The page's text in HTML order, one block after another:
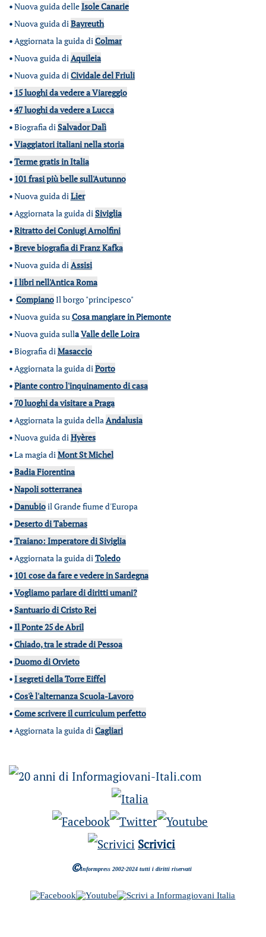
•Nuova guida delleIsole Canarie
•Nuova guida diBayreuth
•Aggiornata la guida diColmar
•Nuova guida diAquileia
•Nuova guida diCividale del Friuli
• 15 luoghi da vedere a Viareggio
•47 luoghi da vedere a Lucca
•Biografia diSalvador Dalì
•Viaggiatori italiani nella storia
•Terme gratis in Italia
• 101 frasi più belle sull'Autunno
•Nuova guida diLier
•Aggiornata la guida diSiviglia
•Ritratto dei Coniugi Arnolfini
•Breve biografia di Franz Kafka
•Nuova guida diAssisi
•I libri nell'Antica Roma
• CompianoIl borgo "principesco"
•Nuova guida suCosa mangiare in Piemonte
•Nuova guida sullaValle delle Loira
•Biografia diMasaccio
•Aggiornata la guida diPorto
•Piante contro l'inquinamento di casa
• 70 luoghi da visitare a Praga
•Aggiornata la guida dellaAndalusia
•Nuova guida diHyères
•La magia diMont St Michel
•Badia Fiorentina
•Napoli sotterranea
•Danubioil Grande fiume d'Europa
•Deserto di Tabernas
•Traiano: Imperatore di Siviglia
•Aggiornata la guida diToledo
• 101 cose da fare e vedere in Sardegna
•Vogliamo parlare di diritti umani?
•Santuario di Cristo Rei
•Il Ponte 25 de Abril
•Chiado, tra le strade di Pessoa
•Duomo di Orvieto
•I segreti della Torre Eiffel
•Cos'è l'alternanza Scuola-Lavoro
•Come scrivere il curriculum perfetto
•Aggiornata la guida diCagliari
Scrivici
©Informpress 2002-2024 tutti i diritti riservati